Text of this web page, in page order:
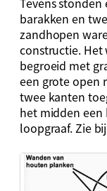
barakken en
zandhopen
constructie.
begroeid met
een grote open
twee kanten
het midden een
loopgraaf. Zie